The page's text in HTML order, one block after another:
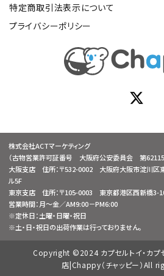
特定商取引法表示について
プライバシーポリシー
株式会社ACTマーケティング
（古物営業許可証番号 大阪府公安委員会 第
大阪支店 住所：〒532-0002 大阪府大阪市淀川区東
ル5F
東京支店 住所：〒105-0003 東京都港区西新橋3-
営業時間：月～金／AM9:00－PM6:00
※定休日：土曜・日曜・祝日
※土・日・祝日の出荷作業は行っておりません。
Copyright ©2024 カプセルトイ・カプ
店|Chappy（チャッピー）All